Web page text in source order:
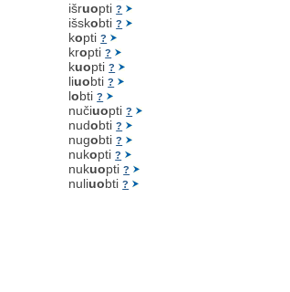
išruopti?
išskobti?
kopti?
kropti?
kuopti?
liuobti?
lobti?
nučiuopti?
nudobti?
nugobti?
nukopti?
nukuopti?
nuliuobti?